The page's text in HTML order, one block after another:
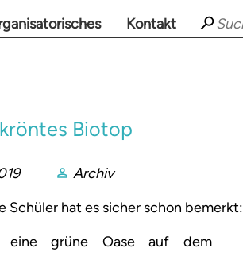
Kontakt
Biotop
Archiv
Schüler hat es sicher schon bemerkt:
eine grüne Oase auf dem